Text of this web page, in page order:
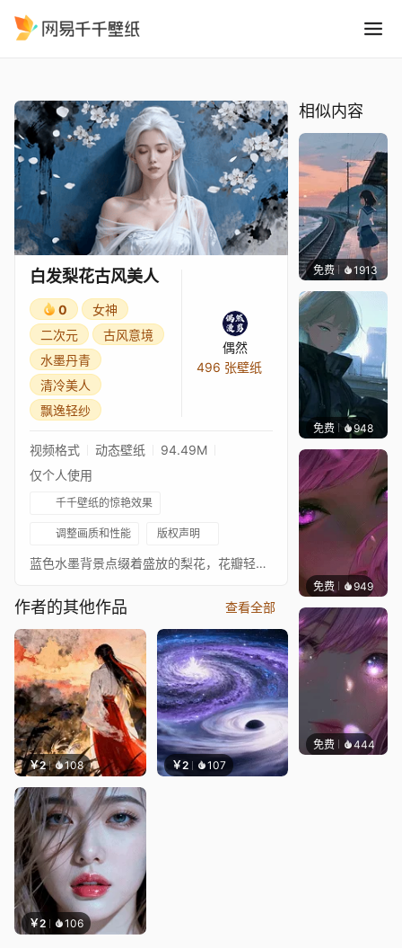
白发梨花古风美人
0
女神
二次元
古风意境
水墨丹青
清冷美人
飘逸轻纱
偶然
496 张壁纸
视频格式 动态壁纸
94.49M
仅个人使用
千千壁纸的惊艳效果
调整画质和性能 版权声明
蓝色水墨背景点缀着盛放的梨花，花瓣轻轻飘落，闭目静立的白发美人披着轻纱，气质清逸雅致，古韵悠然。
作者的其他作品 查看全部
￥2 108 ￥2 107
￥2 106
相似内容
免费 1913辰东
免费 948辰东
免费 949辰东
免费 444辰东